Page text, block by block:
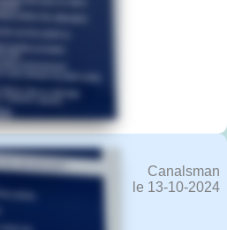
Canalsman
le 13-10-2024